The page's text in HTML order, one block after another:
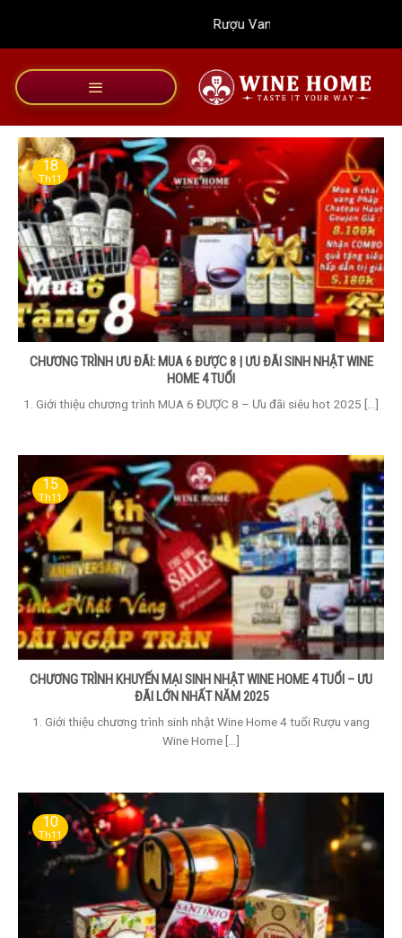
dung
Rượu Vang Wine Home
CHƯƠNG TRÌNH ƯU ĐÃI: MUA 6 ĐƯỢC 8 | ƯU ĐÃI SINH NHẬT WINE
HOME 4 TUỔI
1. Giới thiệu chương trình MUA 6 ĐƯỢC 8 – Ưu đãi siêu hot 2025 [...]
18
Th11
CHƯƠNG TRÌNH KHUYẾN MẠI SINH NHẬT WINE HOME 4 TUỔI – ƯU
ĐÃI LỚN NHẤT NĂM 2025
1. Giới thiệu chương trình sinh nhật Wine Home 4 tuổi Rượu vang
Wine Home [...]
15
Th11
10
Th11